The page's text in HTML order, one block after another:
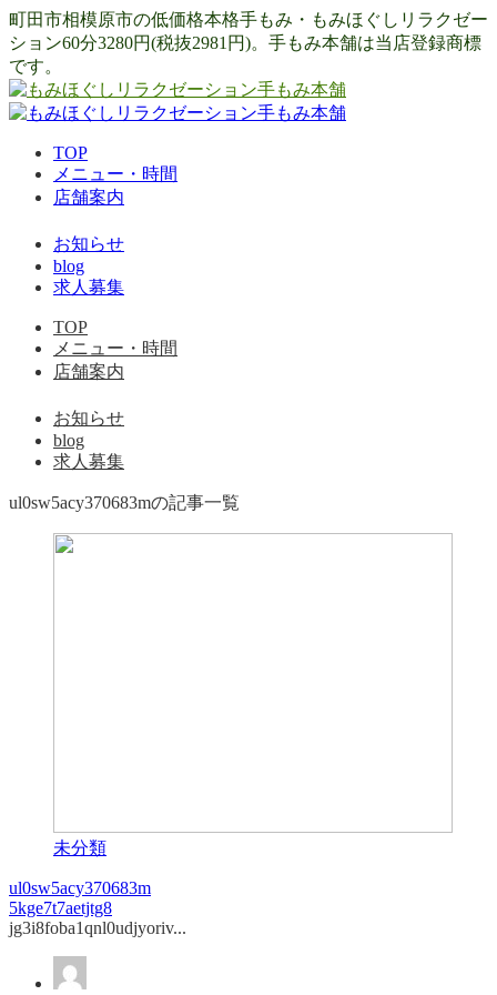
町田市相模原市の低価格本格手もみ・もみほぐしリラクゼー
ション60分3280円(税抜2981円)。手もみ本舗は当店登録商標
です。
TOP
メニュー・時間
店舗案内
お知らせ
blog
求人募集
TOP
メニュー・時間
店舗案内
お知らせ
blog
求人募集
ul0sw5acy370683mの記事一覧
未分類
ul0sw5acy370683m
5kge7t7aetjtg8
jg3i8foba1qnl0udjyoriv...